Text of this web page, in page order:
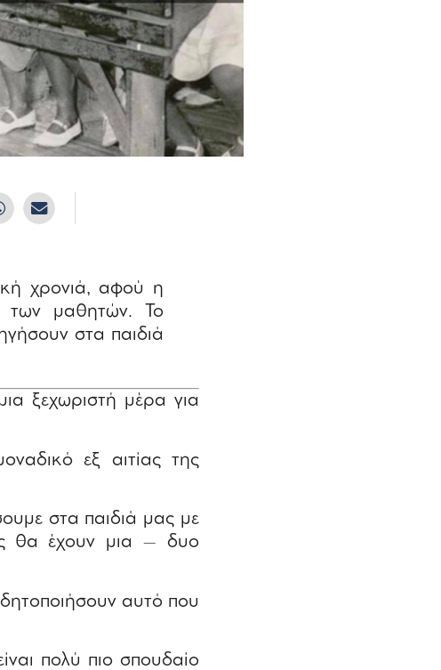
χρονιά, αφού η
των μαθητών. Το
στα παιδιά
ξεχωριστή μέρα για
εξ αιτίας της
στα παιδιά μας με
θα έχουν μια – δυο
αυτό που
πολύ πιο σπουδαίο